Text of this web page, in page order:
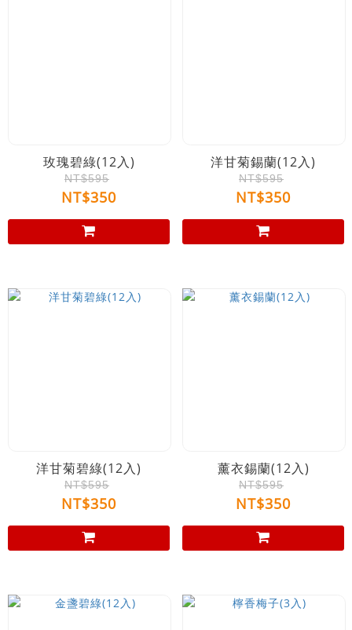
玫瑰碧綠(12入)
NT$595
NT$350
洋甘菊錫蘭(12入)
NT$595
NT$350
洋甘菊碧綠(12入)
NT$595
NT$350
薰衣錫蘭(12入)
NT$595
NT$350